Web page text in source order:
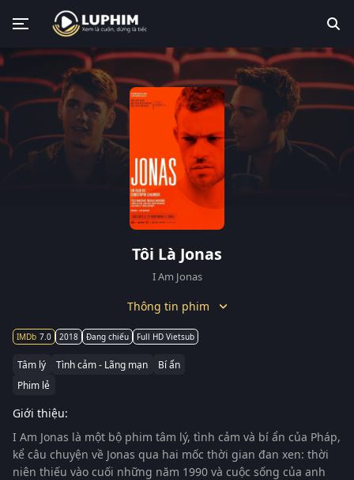
Tôi Là Jonas
I Am Jonas
Thông tin phim
7.0 2018 Đang chiếu Full HD Vietsub
Tâm lý Tình cảm - Lãng mạn
Bí ẩn
Phim lẻ
Giới thiệu:
I Am Jonas là một bộ phim tâm lý, tình cảm và bí ẩn của Pháp,
kể câu chuyện về Jonas qua hai mốc thời gian đan xen: thời
niên thiếu vào cuối những năm 1990 và cuộc sống của anh